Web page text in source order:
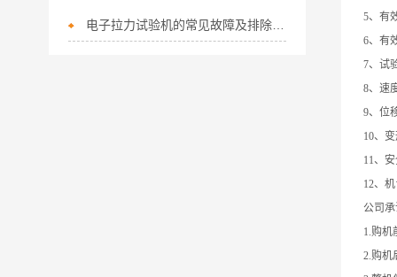
5、有
6、有
7、试
8、速
9、位
10、
11、
12、
公司
1.购机
2.购机
电子拉力试验机的常见故障及排除方法